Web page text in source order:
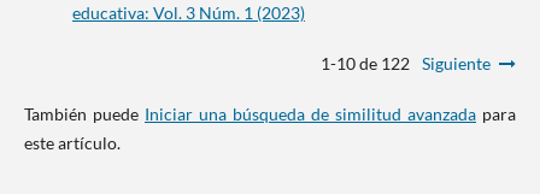
educativa: Vol. 3 Núm. 1 (2023)
1-10 de 122 Siguiente
También puede Iniciar una búsqueda de similitud avanzada para
este artículo.